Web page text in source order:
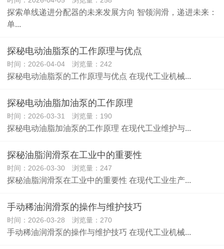
探索单线递进分配器的未来发展方向 智领润滑，递进未来：
单...
探秘电动油脂泵的工作原理与优点
时间：2026-04-04 浏览量：242
探秘电动油脂泵的工作原理与优点 在现代工业机械...
探秘电动油脂加油泵的工作原理
时间：2026-03-31 浏览量：190
探秘电动油脂加油泵的工作原理 在现代工业维护与...
探秘油脂润滑泵在工业中的重要性
时间：2026-03-30 浏览量：247
探秘油脂润滑泵在工业中的重要性 在现代工业生产...
手动稀油润滑泵的操作与维护技巧
时间：2026-03-28 浏览量：270
手动稀油润滑泵的操作与维护技巧 在现代工业机械...